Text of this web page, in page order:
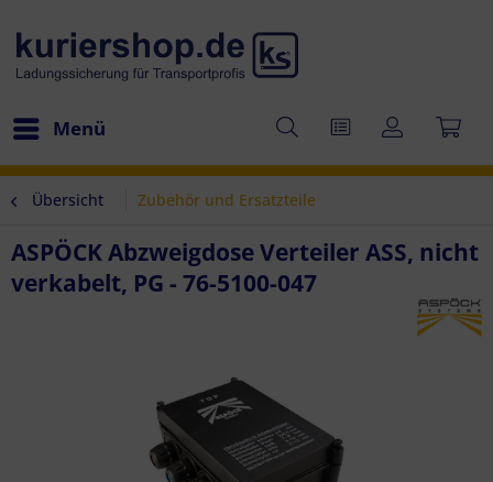
Menü
Übersicht Zubehör und Ersatzteile
ASPÖCK Abzweigdose Verteiler ASS, nicht
verkabelt, PG - 76-5100-047